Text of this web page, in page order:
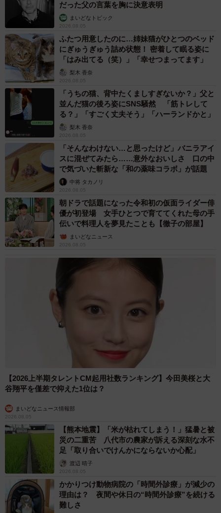
だった父の言葉を胸に決意表明
まいどなトピック
2026.08.05
ふたつ用意したのに…姉妹猫がひとつのベッド
にぎゅうぎゅう詰め状態！ 密着して眠る姿に
「はみ出てる（笑）」「幸せつまってます」
梨木 香奈
2026.08.05
「うちの猫、背中たくましすぎないか？」父と
並んだ猫の後ろ姿にSNS騒然 「筋トレして
る？」「すごく丈夫そう」「ハーランドかと」
梨木 香奈
2026.08.05
「そんなわけない…と思ったけど」バニラアイ
スに混ぜてみたら……意外なおいしさ 口の中
で気づいた斬新な「和の薬味コラボ」が話題
中将 タカノリ
2026.08.05
朝ドラで話題になった令和初の仮面ライダー俳
優が初登場 女手ひとつで育ててくれた母の手
伝いで料理人を夢見たことも【徹子の部屋】
まいどなニュース
2026.08.05
【2026上半期タレントCM起用社数ランキング】今田美桜と大
谷翔平を僅差で抑えた1位は？
まいどなニュース情報部
2026.08.05
【熊本地震】「米が枯れてしまう！」猛暑と被
災の二重苦 八代市の農家が訴える深刻な水不
足「取り合いでけんかにならないか心配」
渡辺 晴子
2026.08.05
かかりつけ動物病院の「時間外診療」が減少の
理由は？ 夜間や休日の“時間外診療”を続ける
難しさ